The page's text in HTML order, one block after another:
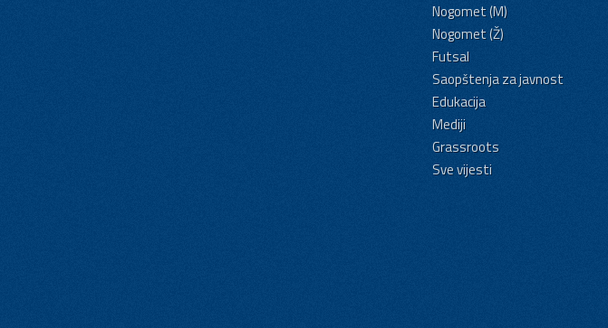
Nogomet (M)
Nogomet (Ž)
Futsal
Saopštenja za javnost
Edukacija
Mediji
Grassroots
Sve vijesti